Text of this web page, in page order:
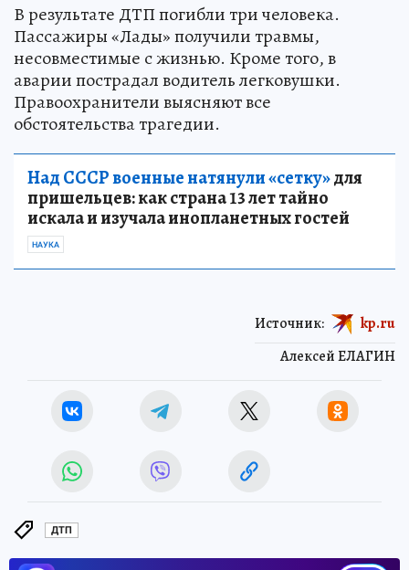
В результате ДТП погибли три человека.
Пассажиры «Лады» получили травмы,
несовместимые с жизнью. Кроме того, в
аварии пострадал водитель легковушки.
Правоохранители выясняют все
обстоятельства трагедии.
Над СССР военные натянули «сетку»для
пришельцев: как страна 13 лет тайно
искала и изучала инопланетных гостей
НАУКА
Алексей ЕЛАГИН
Источник: kp.ru
ДТП